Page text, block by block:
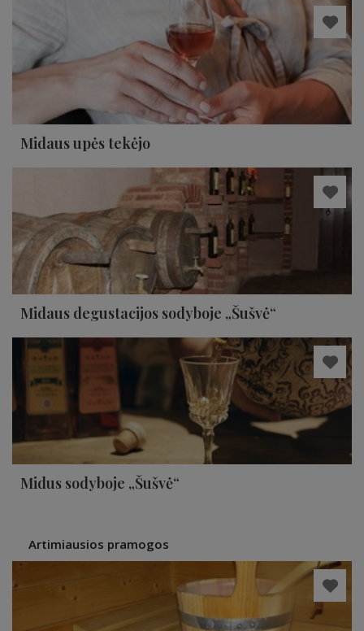
Midaus upės tekėjo
Midaus degustacijos sodyboje „Šušvė“
Midus sodyboje „Šušvė“
Artimiausios pramogos